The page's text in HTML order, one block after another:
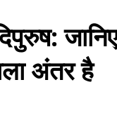
अंतर है